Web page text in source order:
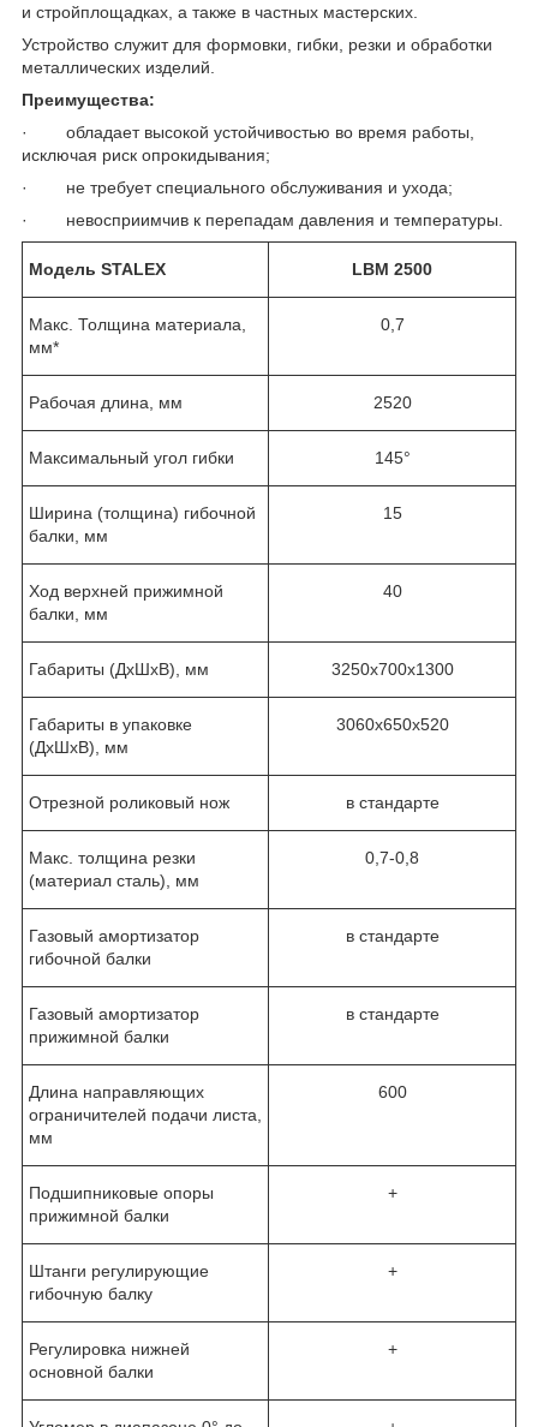
и стройплощадках, а также в частных мастерских.
Устройство служит для формовки, гибки, резки и обработки
металлических изделий.
Преимущества:
· обладает высокой устойчивостью во время работы,
исключая риск опрокидывания;
· не требует специального обслуживания и ухода;
· невосприимчив к перепадам давления и температуры.
Модель STALEX LBM 2500
Макс. Толщина материала,
мм*
0,7
Рабочая длина, мм 2520
Максимальный угол гибки 145°
Ширина (толщина) гибочной
балки, мм
15
Ход верхней прижимной
балки, мм
40
Габариты (ДхШхВ), мм 3250х700х1300
Габариты в упаковке
(ДхШхВ), мм
3060х650х520
Отрезной роликовый нож в стандарте
Макс. толщина резки
(материал сталь), мм
0,7-0,8
Газовый амортизатор
гибочной балки
в стандарте
Газовый амортизатор
прижимной балки
в стандарте
Длина направляющих
ограничителей подачи листа,
мм
600
Подшипниковые опоры
прижимной балки
+
Штанги регулирующие
гибочную балку
+
Регулировка нижней
основной балки
+